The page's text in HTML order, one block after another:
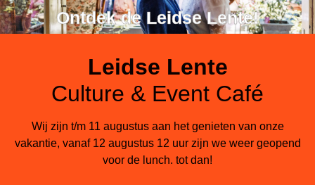
Ontdek de Leidse Lente!
Leidse Lente
Culture & Event Café
Wij zijn t/m 11 augustus aan het genieten van onze
vakantie, vanaf 12 augustus 12 uur zijn we weer geopend
voor de lunch. tot dan!